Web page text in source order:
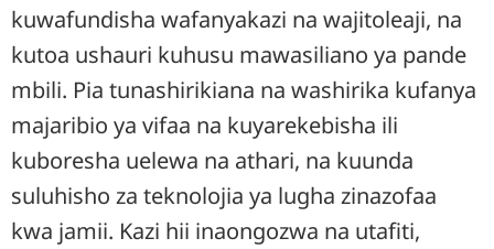
kuwafundisha wafanyakazi na wajitoleaji, na
kutoa ushauri kuhusu mawasiliano ya pande
mbili. Pia tunashirikiana na washirika kufanya
majaribio ya vifaa na kuyarekebisha ili
kuboresha uelewa na athari, na kuunda
suluhisho za teknolojia ya lugha zinazofaa
kwa jamii. Kazi hii inaongozwa na utafiti,